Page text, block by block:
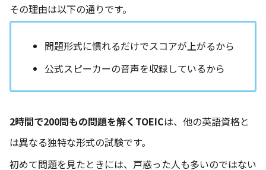
その理由は以下の通りです。
問題形式に慣れるだけでスコアが上がるから
公式スピーカーの音声を収録しているから
2時間で200問もの問題を解くTOEICは、他の英語資格と
は異なる独特な形式の試験です。
初めて問題を見たときには、戸惑った人も多いのではない